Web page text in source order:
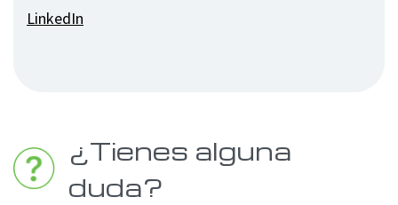
LinkedIn
¿Tienes alguna
duda?